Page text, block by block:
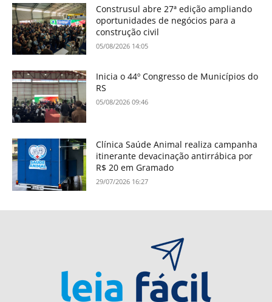
Construsul abre 27ª edição ampliando
oportunidades de negócios para a
construção civil
05/08/2026 14:05
Inicia o 44º Congresso de Municípios do
RS
05/08/2026 09:46
Clínica Saúde Animal realiza campanha
itinerante devacinação antirrábica por
R$ 20 em Gramado
29/07/2026 16:27